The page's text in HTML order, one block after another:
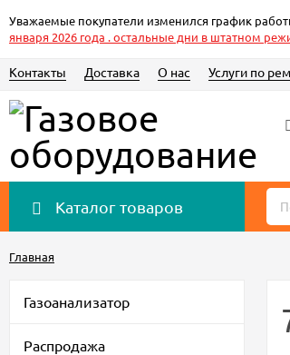
Уважаемые покупатели изменился график
января 2026 года . остальные дни в штатном
Контакты Доставка О нас Услуги по
Каталог товаров
Главная
Газоанализатор
Распродажа